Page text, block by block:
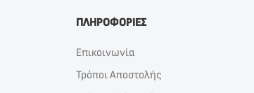
ΠΛΗΡΟΦΟΡΙΕΣ
Επικοινωνία
Τρόποι Αποστολής